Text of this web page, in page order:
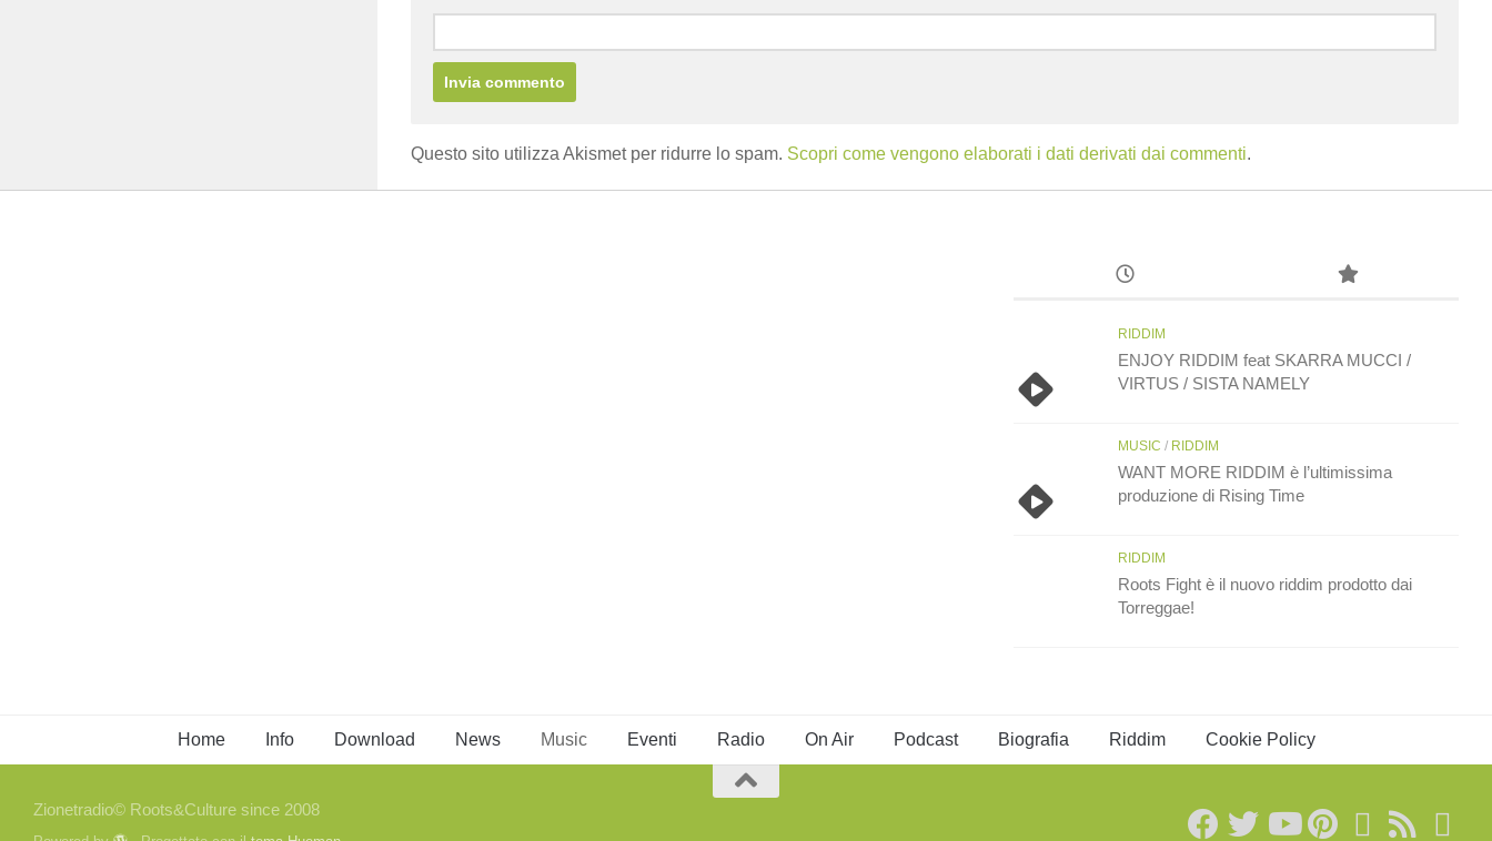
Questo sito utilizza Akismet per ridurre lo spam. Scopri come vengono elaborati i dati derivati dai commenti.
RIDDIM
ENJOY RIDDIM feat SKARRA MUCCI /
VIRTUS / SISTA NAMELY
MUSIC / RIDDIM
WANT MORE RIDDIM è l’ultimissima
produzione di Rising Time
RIDDIM
Roots Fight è il nuovo riddim prodotto dai
Torreggae!
Home Info Download News Music Eventi Radio On Air Podcast Biografia Riddim Cookie Policy
Zionetradio© Roots&Culture since 2008